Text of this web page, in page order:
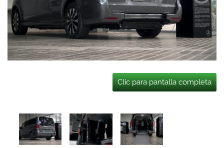
Clic para pantalla completa